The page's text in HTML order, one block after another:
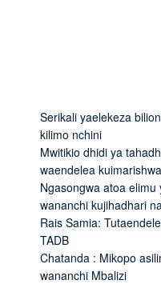
Serikali yaelekeza
kilimo nchini
Mwitikio dhidi ya
waendelea
Ngasongwa atoa
wananchi kujihadhari
Rais Samia:
TADB
Chatanda : Mikopo
wananchi Mbalizi